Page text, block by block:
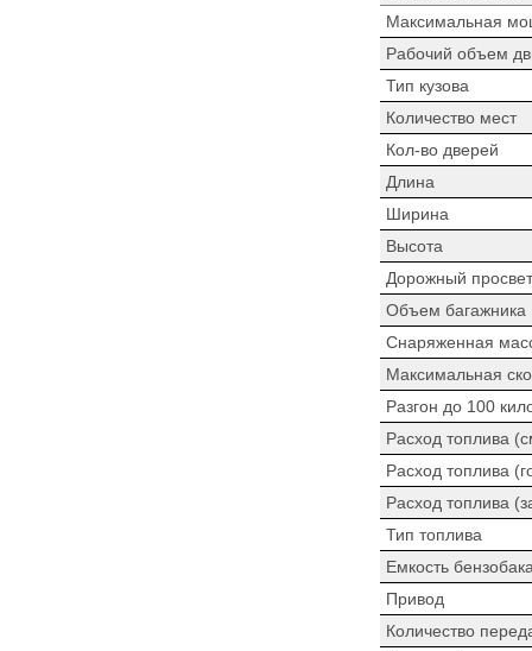
Максимальная
Рабочий объем
Тип кузова
Количество мест
Кол-во дверей
Длина
Ширина
Высота
Дорожный просвет
Объем багажника
Снаряженная
Максимальная
Разгон до 100
Расход топлива
Расход топлива
Расход топлива
Тип топлива
Емкость
Привод
Количество